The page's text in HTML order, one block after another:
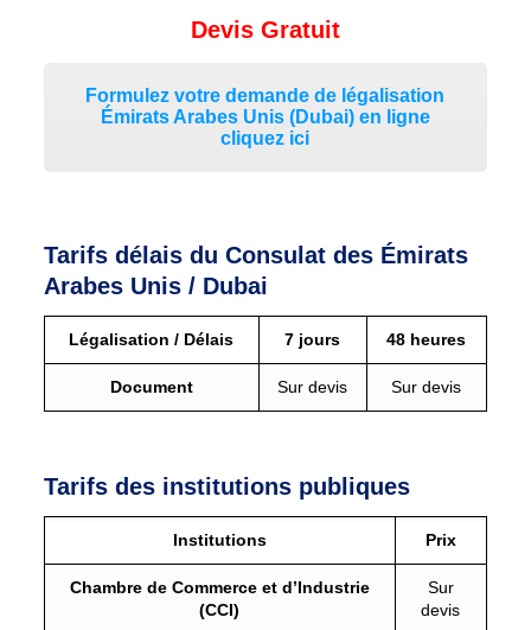
Devis Gratuit
Formulez votre demande de légalisation
Émirats Arabes Unis (Dubai) en ligne
cliquez ici
Tarifs délais du Consulat des Émirats
Arabes Unis / Dubai
Légalisation / Délais 7 jours 48 heures
Document Sur devis Sur devis
Tarifs des institutions publiques
Institutions Prix
Chambre de Commerce et d’Industrie
(CCI)
Sur
devis